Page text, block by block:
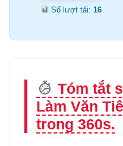
Số lượt tải: 16
Tóm tắt
Làm Văn
trong 360s.